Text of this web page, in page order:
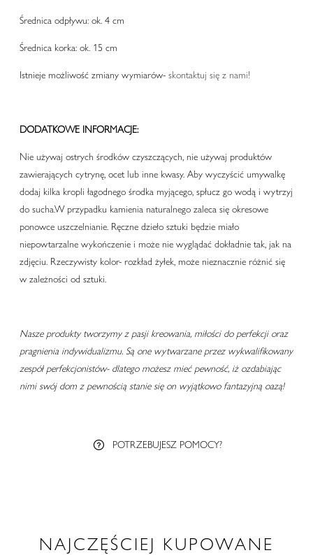
Średnica odpływu: ok. 4 cm
Średnica korka: ok. 15 cm
Istnieje możliwość zmiany wymiarów- skontaktuj się z nami!
DODATKOWE INFORMACJE:
Nie używaj ostrych środków czyszczących, nie używaj produktów
zawierających cytrynę, ocet lub inne kwasy. Aby wyczyścić umywalkę
dodaj kilka kropli łagodnego środka myjącego, spłucz go wodą i wytrzyj
do sucha.W przypadku kamienia naturalnego zaleca się okresowe
ponowce uszczelnianie. Ręczne dzieło sztuki będzie miało
niepowtarzalne wykończenie i może nie wyglądać dokładnie tak, jak na
zdjęciu. Rzeczywisty kolor- rozkład żyłek, może nieznacznie różnić się
w zależności od sztuki.
Nasze produkty tworzymy z pasji kreowania, miłości do perfekcji oraz
pragnienia indywidualizmu. Są one wytwarzane przez wykwalifikowany
zespół perfekcjonistów- dlatego możesz mieć pewność, iż ozdabiając
nimi swój dom z pewnością stanie się on wyjątkowo fantazyjną oazą!
POTRZEBUJESZ POMOCY?
NAJCZĘŚCIEJ KUPOWANE